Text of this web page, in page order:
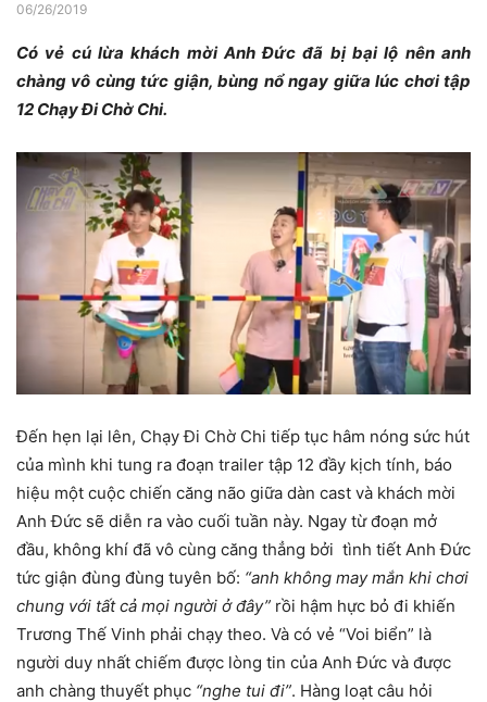
06/26/2019
Có vẻ cú lừa khách mời Anh Đức đã bị bại lộ nên anh
chàng vô cùng tức giận, bùng nổ ngay giữa lúc chơi tập
12 Chạy Đi Chờ Chi.
Đến hẹn lại lên, Chạy Đi Chờ Chi tiếp tục hâm nóng sức hút
của mình khi tung ra đoạn trailer tập 12 đầy kịch tính, báo
hiệu một cuộc chiến căng não giữa dàn cast và khách mời
Anh Đức sẽ diễn ra vào cuối tuần này. Ngay từ đoạn mở
đầu, không khí đã vô cùng căng thẳng bởi tình tiết Anh Đức
tức giận đùng đùng tuyên bố: “anh không may mắn khi chơi
chung với tất cả mọi người ở đây” rồi hậm hực bỏ đi khiến
Trương Thế Vinh phải chạy theo. Và có vẻ “Voi biển” là
người duy nhất chiếm được lòng tin của Anh Đức và được
anh chàng thuyết phục “nghe tui đi”. Hàng loạt câu hỏi